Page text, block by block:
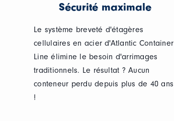
Sécurité maximale
Le système breveté d'étagères
cellulaires en acier d'Atlantic Container
Line élimine le besoin d'arrimages
traditionnels. Le résultat ? Aucun
conteneur perdu depuis plus de 40 ans
!